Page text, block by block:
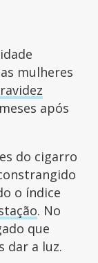
mulheres
após
do cigarro
o índice
. No
que
dar a luz.